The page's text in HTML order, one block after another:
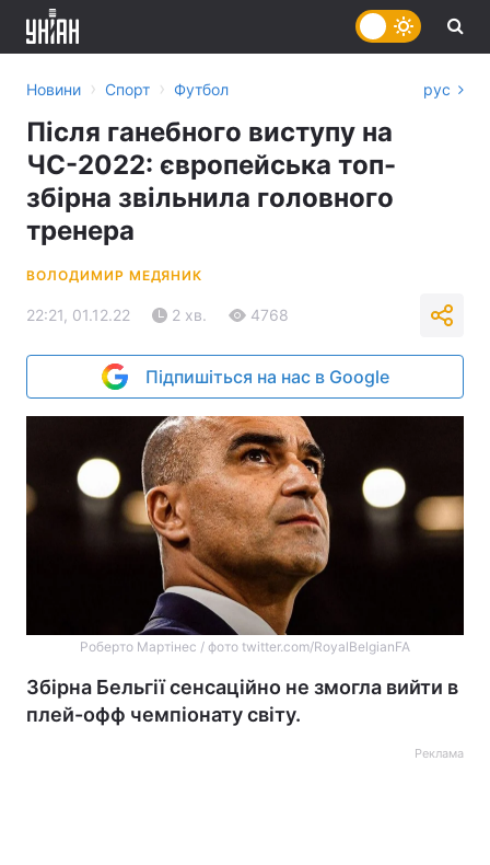
Новини › Спорт › Футбол рус
Після ганебного виступу на
ЧС-2022: європейська топ-
збірна звільнила головного
тренера
ВОЛОДИМИР МЕДЯНИК
22:21, 01.12.22 2 хв. 4768
Підпишіться на нас в Google
Роберто Мартінес / фото twitter.com/RoyalBelgianFA
Збірна Бельгії сенсаційно не змогла вийти в
плей-офф чемпіонату світу.
Реклама